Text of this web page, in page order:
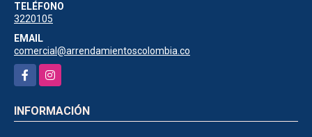
TELÉFONO
3220105
EMAIL
comercial@arrendamientoscolombia.co
FacebookInstagram
INFORMACIÓN